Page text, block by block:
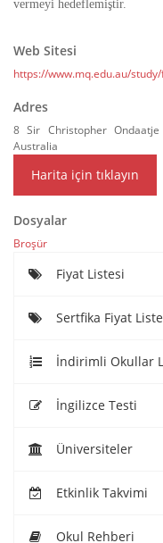
vermeyi hedeflemiştir.
Web Sitesi
https://www.mq.edu.au/
Adres
8 Sir Christopher
Australia
Harita için tıklayın
Dosyalar
Broşür
Fiyat Listesi
Sertfika Fiyat
İndirimli Okullar
İngilizce Testi
Üniversiteler
Etkinlik Takvimi
Okul Rehberi